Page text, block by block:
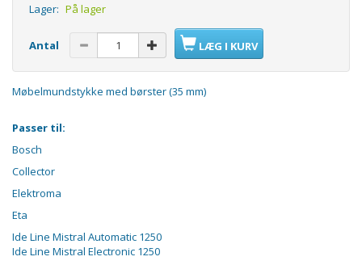
Lager: På lager
Antal LÆG I KURV
Møbelmundstykke med børster (35 mm)
Passer til:
Bosch
Collector
Elektroma
Eta
Ide Line Mistral Automatic 1250
Ide Line Mistral Electronic 1250